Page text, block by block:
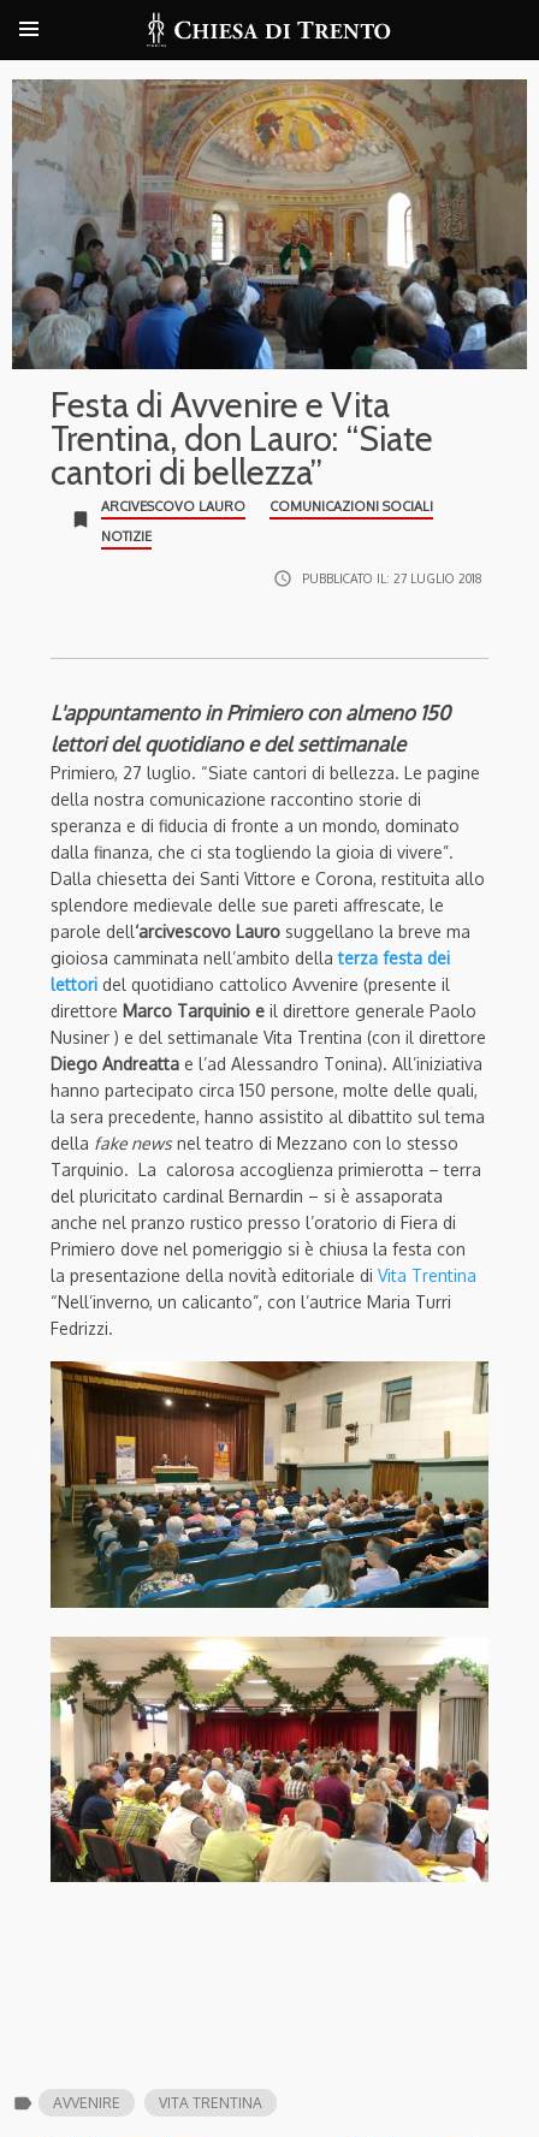
Festa di Avvenire e Vita
Trentina, don Lauro: “Siate
cantori di bellezza”
bookmark
ARCIVESCOVO LAURO
COMUNICAZIONI SOCIALI
NOTIZIE
access_time PUBBLICATO IL: 27 LUGLIO 2018
L'appuntamento in Primiero con almeno 150
lettori del quotidiano e del settimanale
Primiero, 27 luglio. “Siate cantori di bellezza. Le pagine
della nostra comunicazione raccontino storie di
speranza e di fiducia di fronte a un mondo, dominato
dalla finanza, che ci sta togliendo la gioia di vivere”.
Dalla chiesetta dei Santi Vittore e Corona, restituita allo
splendore medievale delle sue pareti affrescate, le
parole dell‘arcivescovo Lauro suggellano la breve ma
gioiosa camminata nell’ambito della terza festa dei
lettori del quotidiano cattolico Avvenire (presente il
direttore Marco Tarquinio e il direttore generale Paolo
Nusiner ) e del settimanale Vita Trentina (con il direttore
Diego Andreatta e l’ad Alessandro Tonina). All’iniziativa
hanno partecipato circa 150 persone, molte delle quali,
la sera precedente, hanno assistito al dibattito sul tema
della fake news nel teatro di Mezzano con lo stesso
Tarquinio. La calorosa accoglienza primierotta – terra
del pluricitato cardinal Bernardin – si è assaporata
anche nel pranzo rustico presso l’oratorio di Fiera di
Primiero dove nel pomeriggio si è chiusa la festa con
la presentazione della novità editoriale di Vita Trentina
“Nell’inverno, un calicanto”, con l’autrice Maria Turri
Fedrizzi.
label AVVENIRE VITA TRENTINA